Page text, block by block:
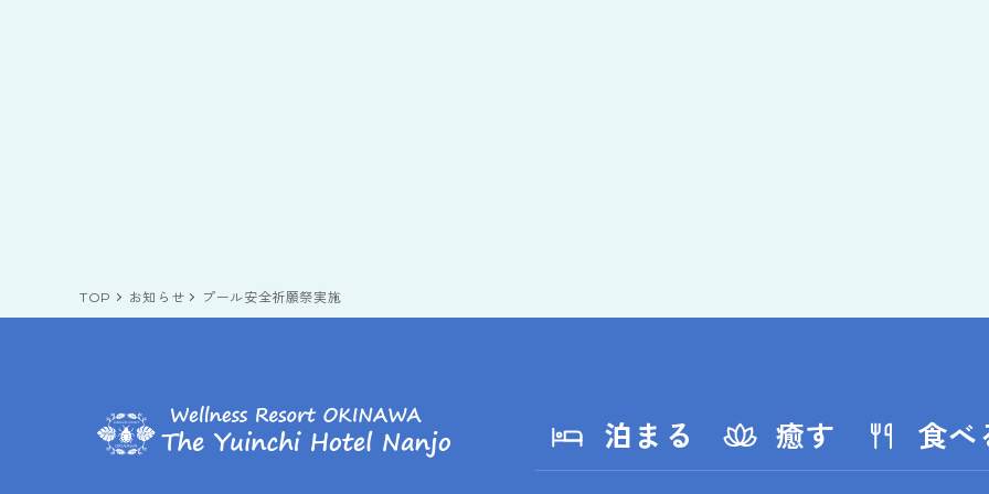
TOP お知らせ プール安全祈願祭実施
泊まる 癒す 食べ